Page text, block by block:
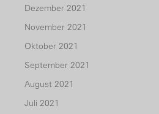
Dezember 2021
November 2021
Oktober 2021
September 2021
August 2021
Juli 2021